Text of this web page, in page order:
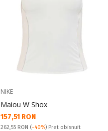
NIKE
Maiou W Shox
Текуща цена:
157,51 RON
Pret obisnuit:
262,55 RON (-40%) Pret obisnuit